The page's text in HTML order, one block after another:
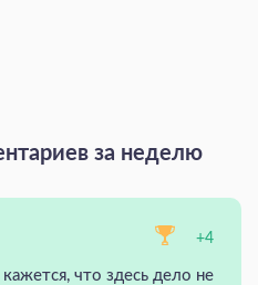
за неделю
+4
что здесь дело не